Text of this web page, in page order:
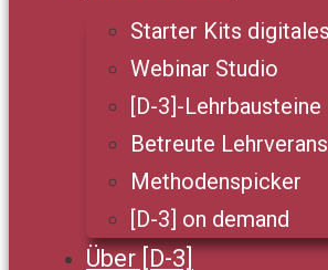
Starter Kits
Webinar Studio
[D-3]-Lehrbausteine
Betreute
Methodenspicker
[D-3] on demand
Über [D-3]